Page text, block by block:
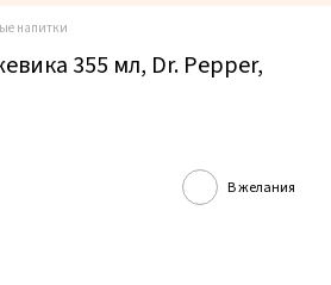
напитки
355 мл, Dr. Pepper,
В желания